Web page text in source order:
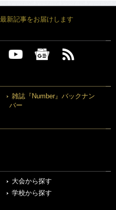
新記事をお届けします
雑誌『Number』バックナン
バー
大会から探す
学校から探す